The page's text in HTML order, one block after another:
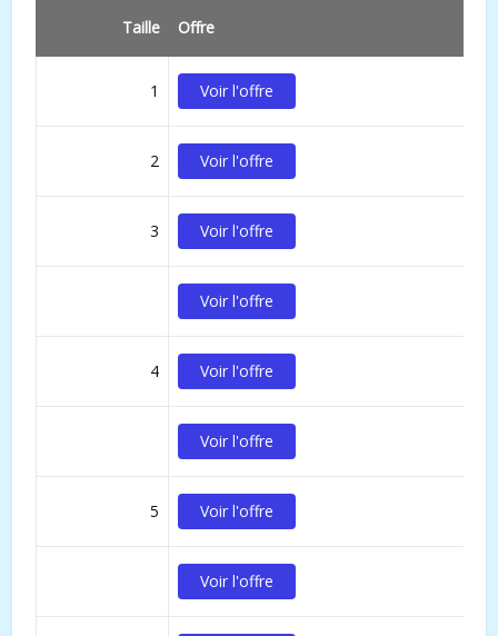
Taille Offre
1 Voir l'offre
2 Voir l'offre
3 Voir l'offre
Voir l'offre
4 Voir l'offre
Voir l'offre
5 Voir l'offre
Voir l'offre